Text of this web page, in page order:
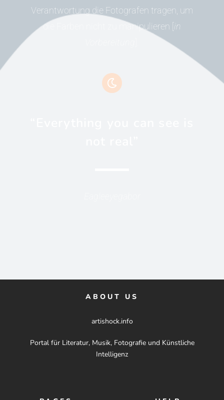
Verantwortung die Fotografen tragen, um
die Farben nicht zu manipulieren [ in
ABOUT US
artishock.info
Portal für Literatur, Musik, Fotografie und Künstliche
Intelligenz